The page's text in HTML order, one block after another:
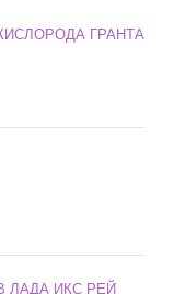
ГРАНТА
ЛАДА ИКС РЕЙ